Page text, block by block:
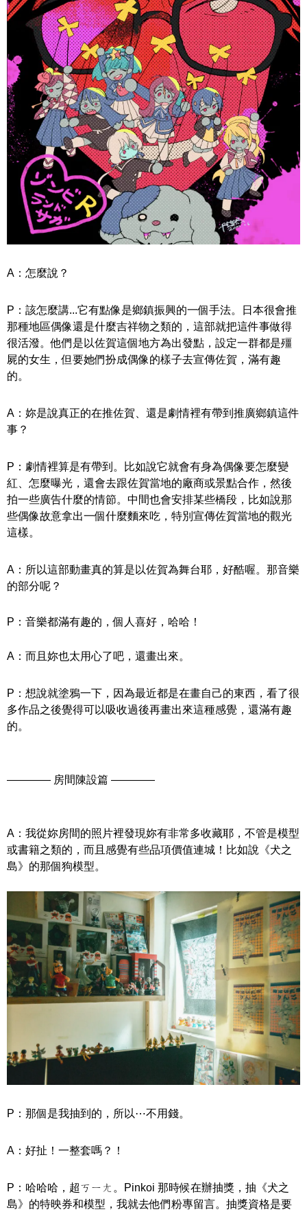
A：怎麼說？
P：該怎麼講...它有點像是鄉鎮振興的一個手法。日本很會推
那種地區偶像還是什麼吉祥物之類的，這部就把這件事做得
很活潑。他們是以佐賀這個地方為出發點，設定一群都是殭
屍的女生，但要她們扮成偶像的樣子去宣傳佐賀，滿有趣
的。
A：妳是說真正的在推佐賀、還是劇情裡有帶到推廣鄉鎮這件
事？
P：劇情裡算是有帶到。比如說它就會有身為偶像要怎麼變
紅、怎麼曝光，還會去跟佐賀當地的廠商或景點合作，然後
拍一些廣告什麼的情節。中間也會安排某些橋段，比如說那
些偶像故意拿出一個什麼麵來吃，特別宣傳佐賀當地的觀光
這樣。
A：所以這部動畫真的算是以佐賀為舞台耶，好酷喔。 那音樂
的部分呢？
P：音樂都滿有趣的，個人喜好，哈哈！
A：而且妳也太用心了吧，還畫出來。
P：想說就塗鴉一下，因為最近都是在畫自己的東西，看了很
多作品之後覺得可以吸收過後再畫出來這種感覺，還滿有趣
的。
———— 房間陳設篇 ————
A：我從妳房間的照片裡發現妳有非常多收藏耶，不管是模型
或書籍之類的，而且感覺有些品項價值連城！比如說《犬之
島》的那個狗模型。
P：那個是我抽到的，所以⋯不用錢。
A：好扯！一整套嗎？！
P：哈哈哈，超ㄎㄧㄤ。Pinkoi 那時候在辦抽獎，抽《犬之
島》的特映券和模型，我就去他們粉專留言。抽獎資格是要